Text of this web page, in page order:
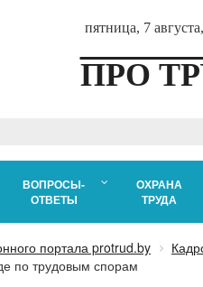
пятница, 7
ПРО
ВОПРОСЫ-
ОТВЕТЫ
ОХРАНА
ТРУДА
портала protrud.by
по трудовым спорам